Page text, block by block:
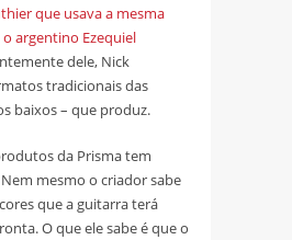
que usava a mesma
argentino Ezequiel
dele, Nick
tradicionais das
baixos – que produz.
da Prisma tem
mesmo o criador sabe
que a guitarra terá
O que ele sabe é que o